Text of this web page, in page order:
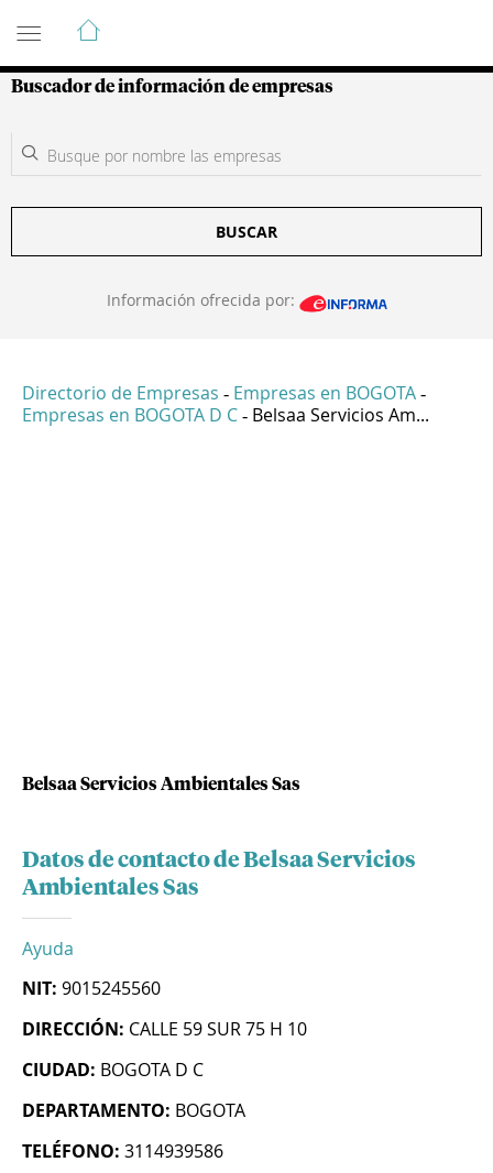
Guía de Empresas Colombianas
Buscador de información de empresas
BUSCAR
Información ofrecida por:
Directorio de Empresas - Empresas en BOGOTA -
Empresas en BOGOTA D C - Belsaa Servicios Am...
Belsaa Servicios Ambientales Sas
Datos de contacto de Belsaa Servicios
Ambientales Sas
Ayuda
NIT: 9015245560
DIRECCIÓN: CALLE 59 SUR 75 H 10
CIUDAD: BOGOTA D C
DEPARTAMENTO: BOGOTA
TELÉFONO: 3114939586